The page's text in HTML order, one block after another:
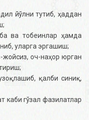
йўлни тутиб, ҳаддан
ва тобеинлар ҳамда
уларга эргашиш;
оч-наҳор юрган
қалби синиқ,
каби гўзал фазилатлар